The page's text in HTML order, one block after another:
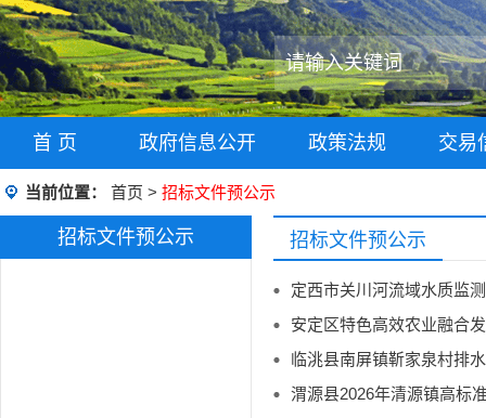
首 页 政府信息公开 政策法规 交易
当前位置： 首页 > 招标文件预公示
招标文件预公示 招标文件预公示
定西市关川河流域水质监
安定区特色高效农业融合
临洮县南屏镇靳家泉村排
渭源县2026年清源镇高标